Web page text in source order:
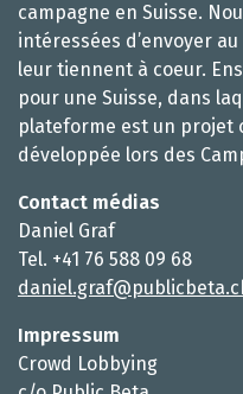
campagne en Suisse.
intéressées d’envoyer
leur tiennent à coeur.
pour une Suisse, dans
plateforme est un projet
développée lors des
Contact médias
Daniel Graf
Tel. +41 76 588 09 68
Impressum
Crowd Lobbying